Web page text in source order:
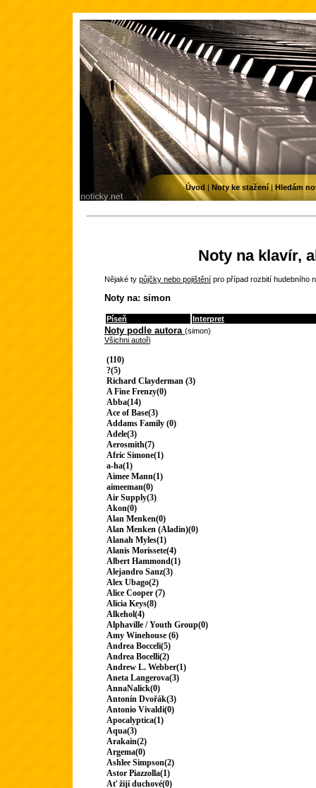
Noty na klavír,
Nějaké ty půjčky nebo pojištění pro případ rozbití hudebního
Noty na: simon
Píseň Interpret
Noty podle autora (simon)
Všichni autoři
(110)
?(5)
Richard Clayderman (3)
A Fine Frenzy(0)
Abba(14)
Ace of Base(3)
Addams Family (0)
Adele(3)
Aerosmith(7)
Afric Simone(1)
a-ha(1)
Aimee Mann(1)
aimeeman(0)
Air Supply(3)
Akon(0)
Alan Menken(0)
Alan Menken (Aladin)(0)
Alanah Myles(1)
Alanis Morissete(4)
Albert Hammond(1)
Alejandro Sanz(3)
Alex Ubago(2)
Alice Cooper (7)
Alicia Keys(8)
Alkehol(4)
Alphaville / Youth Group(0)
Amy Winehouse (6)
Andrea Bocceli(5)
Andrea Bocelli(2)
Andrew L. Webber(1)
Aneta Langerova(3)
AnnaNalick(0)
Antonín Dvořák(3)
Antonio Vivaldi(0)
Apocalyptica(1)
Aqua(3)
Arakain(2)
Argema(0)
Ashlee Simpson(2)
Astor Piazzolla(1)
Ať žijí duchové(0)
Úvod | Noty ke stažení| Hledám